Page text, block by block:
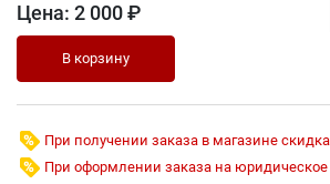
Цена: 2 000 ₽
В корзину
При получении заказа в магазине скидка
При оформлении заказа на юридическое